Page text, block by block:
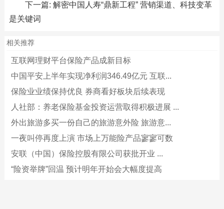
下一篇: 解密中国人寿“鼎新工程” 营销渠道、科技变革
是关键词
相关推荐
互联网理财平台保险产品成新目标
中国平安上半年实现净利润346.49亿元 互联...
保险业业绩保持优良 券商看好板块后续表现
人社部：养老保险基金投资运营取得积极进展 ...
外出旅游多买一份自己的旅游意外险 旅游意...
一夜叫停再度上演 市场上万能险产品寥寥可数
安联（中国）保险控股有限公司获批开业 ...
“险资举牌”回温 预计明年开始会大幅度提高